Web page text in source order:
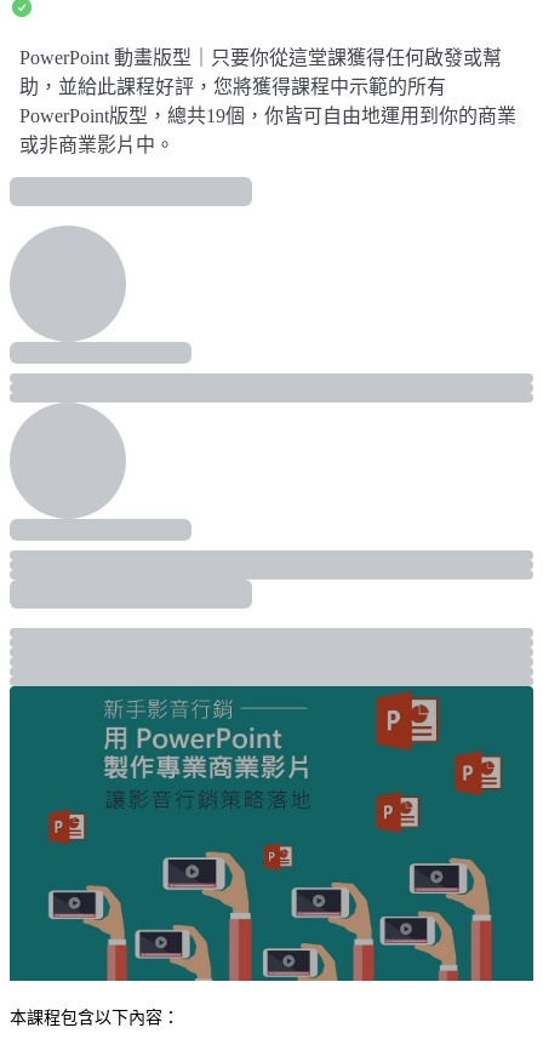
PowerPoint 動畫版型｜只要你從這堂課獲得任何啟發或幫
助，並給此課程好評，您將獲得課程中示範的所有
PowerPoint版型，總共19個，你皆可自由地運用到你的商業
或非商業影片中。
本課程包含以下內容：